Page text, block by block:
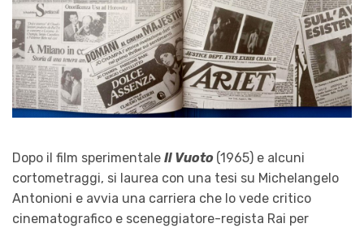
Dopo il film sperimentale Il Vuoto (1965) e alcuni
cortometraggi, si laurea con una tesi su Michelangelo
Antonioni e avvia una carriera che lo vede critico
cinematografico e sceneggiatore-regista Rai per